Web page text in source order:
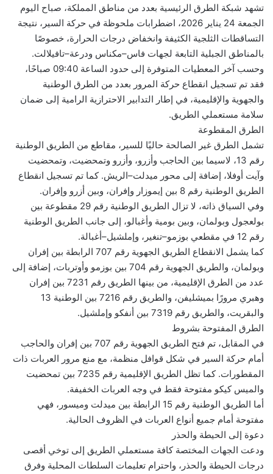
تشهد شبكة الطرق الرئيسية بعدد من مناطق المملكة، صباح اليوم
الجمعة 24 يناير 2026، اضطرابات ملحوظة في حركة السير، نتيجة
التساقطات الثلجية الكثيفة وانخفاض درجات الحرارة، خصوصًا
بالمناطق الجبلية التابعة لجهات فاس–مكناس ودرعة–تافيلالت.
وحسب آخر المعطيات المتوفرة إلى حدود الساعة 09:40 صباحًا،
فقد تم تسجيل انقطاع حركة المرور بعدد من الطرق الوطنية
والجهوية والإقليمية، في إطار التدابير الاحترازية الرامية إلى ضمان
سلامة مستعملي الطريق.
الطرق المقطوعة
تشمل الطرق غير الصالحة حاليًا للسير، مقاطع من الطريق الوطنية
رقم 13، لاسيما بين الحاجب وأزرو، وأزرو وتمحضيت، وتمحضيت
وآيت أوفلا، إضافة إلى محور ميدلت–الريش. كما تم تسجيل انقطاع
الطريق الوطنية رقم 8 بين إيموزار وإفران، وبين أزرو وإفران.
وفي السياق ذاته، لا تزال الطريق الوطنية رقم 29 مقطوعة بين
بولعجول وبولمان، وبين بومية وأغبالو، إلى جانب الطريق الوطنية
رقم 12 في مقطعي بوزمو–تنغير، وإملشيل–أغبالة.
كما يشمل الانقطاع الطريق الجهوية رقم 707 الرابطة بين إفران
وبولمان، والطريق الجهوية رقم 704 بين بوزمو وأوتربات، إضافة إلى
عدد من الطرق الإقليمية، من بينها الطريق رقم 7231 بين إفران
وهبري مرورًا بميشليفن، والطريق رقم 7216 بين الوطنية 13
والبقريت، والطريق رقم 7319 بين أنفكو وإملشيل.
الطرق المفتوحة بشروط
في المقابل، تم فتح الطريق الجهوية رقم 707 بين إفران والحاجب
أمام حركة السير في شكل قوافل منظمة، مع منع مرور العربات ذات
المقطورات. كما تظل الطريق الإقليمية رقم 7235 بين تمحضيت
والميس كيكو مفتوحة فقط في وجه العربات الخفيفة.
أما الطريق الوطنية رقم 15 الرابطة بين ميدلت وميسور، فهي
مفتوحة أمام جميع أنواع العربات في الظروف الحالية.
دعوة إلى الحيطة والحذر
ودعت الجهات المختصة كافة مستعملي الطريق إلى توخي أقصى
درجات الحيطة والحذر، واحترام تعليمات السلطات المحلية وفرق